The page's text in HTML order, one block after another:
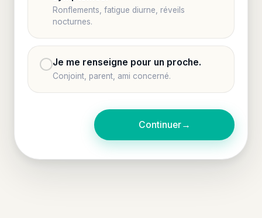
Ronflements, fatigue diurne, réveils
nocturnes.
Je me renseigne pour un proche.
Conjoint, parent, ami concerné.
Continuer→